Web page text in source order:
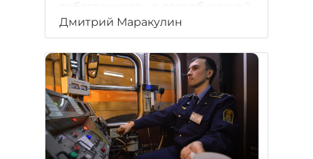
собственность, в петербургской
подземке таких случаев гораздо
меньше
Дмитрий Маракулин